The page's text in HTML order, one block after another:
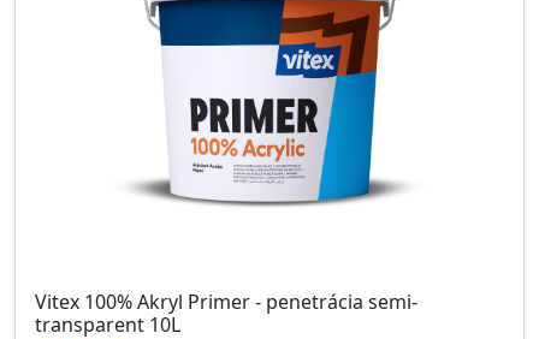
Vitex 100% Akryl Primer - penetrácia semi-
transparent 10L